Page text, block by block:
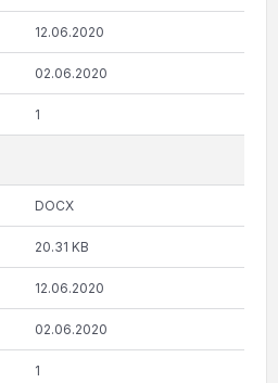
12.06.2020
02.06.2020
1
DOCX
20.31 KB
12.06.2020
02.06.2020
1